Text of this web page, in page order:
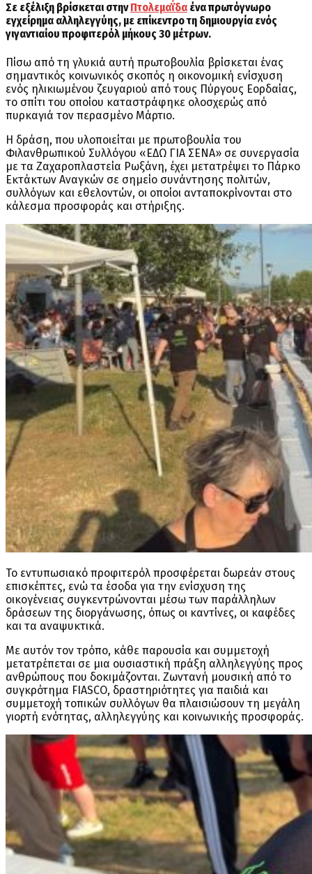
Σε εξέλιξη βρίσκεται στηνΠτολεμαΐδα ένα πρωτόγνωρο
εγχείρημα αλληλεγγύης, με επίκεντρο τη δημιουργία ενός
γιγαντιαίου προφιτερόλ μήκους 30 μέτρων.
Πίσω από τη γλυκιά αυτή πρωτοβουλία βρίσκεται ένας
σημαντικός κοινωνικός σκοπός η οικονομική ενίσχυση
ενός ηλικιωμένου ζευγαριού από τους Πύργους Εορδαίας,
το σπίτι του οποίου καταστράφηκε ολοσχερώς από
πυρκαγιά τον περασμένο Μάρτιο.
Η δράση, που υλοποιείται με πρωτοβουλία του
Φιλανθρωπικού Συλλόγου «ΕΔΩ ΓΙΑ ΣΕΝΑ» σε συνεργασία
με τα Ζαχαροπλαστεία Ρωξάνη, έχει μετατρέψει το Πάρκο
Εκτάκτων Αναγκών σε σημείο συνάντησης πολιτών,
συλλόγων και εθελοντών, οι οποίοι ανταποκρίνονται στο
κάλεσμα προσφοράς και στήριξης.
Το εντυπωσιακό προφιτερόλ προσφέρεται δωρεάν στους
επισκέπτες, ενώ τα έσοδα για την ενίσχυση της
οικογένειας συγκεντρώνονται μέσω των παράλληλων
δράσεων της διοργάνωσης, όπως οι καντίνες, οι καφέδες
και τα αναψυκτικά.
Με αυτόν τον τρόπο, κάθε παρουσία και συμμετοχή
μετατρέπεται σε μια ουσιαστική πράξη αλληλεγγύης προς
ανθρώπους που δοκιμάζονται. Ζωντανή μουσική από το
συγκρότημα FIASCO, δραστηριότητες για παιδιά και
συμμετοχή τοπικών συλλόγων θα πλαισιώσουν τη μεγάλη
γιορτή ενότητας, αλληλεγγύης και κοινωνικής προσφοράς.